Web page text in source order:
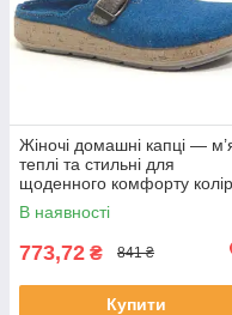
Жіночі домашні капці —
теплі та стильні для
щоденного комфорту колір
Яскраво-синій
В наявності
773,72 ₴ 841 ₴
Купити